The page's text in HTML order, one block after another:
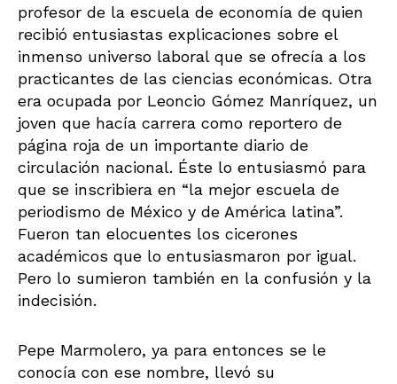
profesor de la escuela de economía de quien
recibió entusiastas explicaciones sobre el
inmenso universo laboral que se ofrecía a los
practicantes de las ciencias económicas. Otra
era ocupada por Leoncio Gómez Manríquez, un
joven que hacía carrera como reportero de
página roja de un importante diario de
circulación nacional. Éste lo entusiasmó para
que se inscribiera en “la mejor escuela de
periodismo de México y de América latina”.
Fueron tan elocuentes los cicerones
académicos que lo entusiasmaron por igual.
Pero lo sumieron también en la confusión y la
indecisión.
Pepe Marmolero, ya para entonces se le
conocía con ese nombre, llevó su